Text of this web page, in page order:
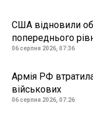
США відновили
попереднього
06 серпня 2026, 07:36
Армія РФ
військових
06 серпня 2026, 07:26